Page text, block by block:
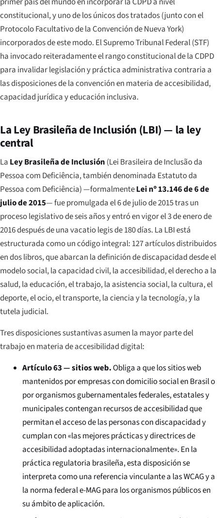
constitucional, y uno de los únicos dos tratados (junto con el
Protocolo Facultativo de la Convención de Nueva York)
incorporados de este modo. El Supremo Tribunal Federal (STF)
ha invocado reiteradamente el rango constitucional de la CDPD
para invalidar legislación y práctica administrativa contraria a
las disposiciones de la convención en materia de accesibilidad,
capacidad jurídica y educación inclusiva.
La Ley Brasileña de Inclusión (LBI) — la ley
central
La Ley Brasileña de Inclusión (Lei Brasileira de Inclusão da
Pessoa com Deficiência, también denominada Estatuto da
Pessoa com Deficiência) —formalmenteLei nº 13.146 de 6 de
julio de 2015— fue promulgada el 6 de julio de 2015 tras un
proceso legislativo de seis años y entró en vigor el 3 de enero de
2016 después de unavacatio legisde 180 días. La LBI está
estructurada como un código integral: 127 artículos distribuidos
en dos libros, que abarcan la definición de discapacidad desde el
modelo social, la capacidad civil, la accesibilidad, el derecho a la
salud, la educación, el trabajo, la asistencia social, la cultura, el
deporte, el ocio, el transporte, la ciencia y la tecnología, y la
tutela judicial.
Tres disposiciones sustantivas asumen la mayor parte del
trabajo en materia de accesibilidad digital:
Artículo 63 — sitios web.Obliga a que los sitios web
mantenidos por empresas con domicilio social en Brasil o
por organismos gubernamentales federales, estatales y
municipalescontengan recursos de accesibilidad que
permitan el acceso de las personas con discapacidad y
cumplan con «las mejores prácticas y directrices de
accesibilidad adoptadas internacionalmente». En la
práctica regulatoria brasileña, esta disposición se
interpreta como una referencia vinculante a las WCAG y a
la norma federal e-MAG para los organismos públicos en
su ámbito de aplicación.